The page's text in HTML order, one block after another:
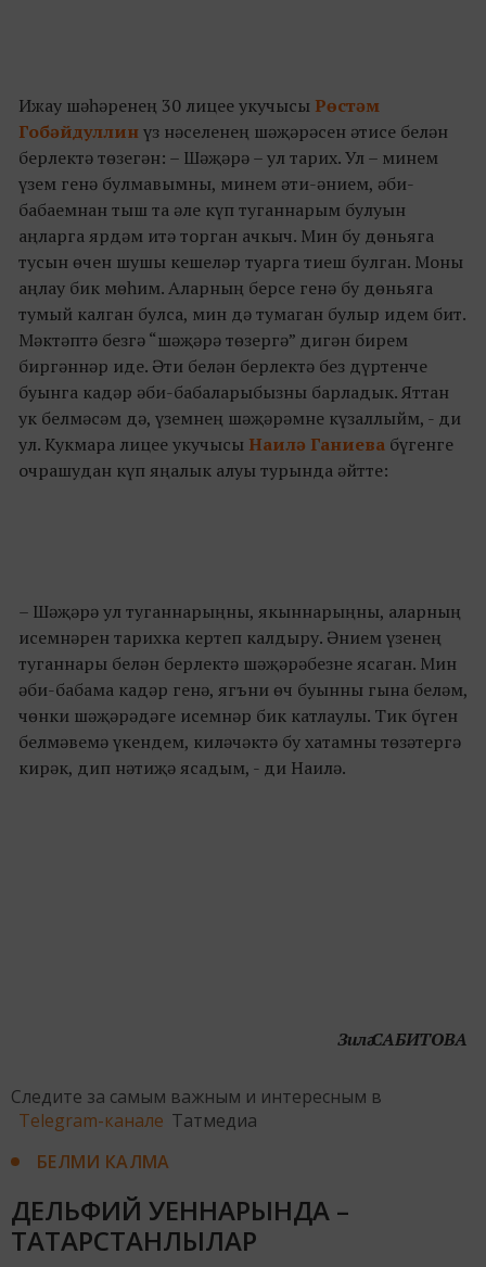
Ижау шәһәренең 30 лицее укучысы Рөстәм
Гобәйдуллинүз нәселенең шәҗәрәсен әтисе белән
берлектә төзегән: – Шәҗәрә – ул тарих. Ул – минем
үзем генә булмавымны, минем әти-әнием, әби-
бабаемнан тыш та әле күп туганнарым булуын
аңларга ярдәм итә торган ачкыч. Мин бу дөньяга
тусын өчен шушы кешеләр туарга тиеш булган. Моны
аңлау бик мөһим. Аларның берсе генә бу дөньяга
тумый калган булса, мин дә тумаган булыр идем бит.
Мәктәптә безгә “шәҗәрә төзергә” дигән бирем
биргәннәр иде. Әти белән берлектә без дүртенче
буынга кадәр әби-бабаларыбызны барладык. Яттан
ук белмәсәм дә, үземнең шәҗәрәмне күзаллыйм, - ди
ул. Кукмара лицее укучысы Наилә Ганиева бүгенге
очрашудан күп яңалык алуы турында әйтте:
– Шәҗәрә ул туганнарыңны, якыннарыңны, аларның
исемнәрен тарихка кертеп калдыру. Әнием үзенең
туганнары белән берлектә шәҗәрәбезне ясаган. Мин
әби-бабама кадәр генә, ягъни өч буынны гына беләм,
чөнки шәҗәрәдәге исемнәр бик катлаулы. Тик бүген
белмәвемә үкендем, киләчәктә бу хатамны төзәтергә
кирәк, дип нәтиҗә ясадым, - ди Наилә.
Зилә САБИТОВА
Следите за самым важным и интересным в
Telegram-канале Татмедиа
БЕЛМИ КАЛМА
ДЕЛЬФИЙ УЕННАРЫНДА –
ТАТАРСТАНЛЫЛАР